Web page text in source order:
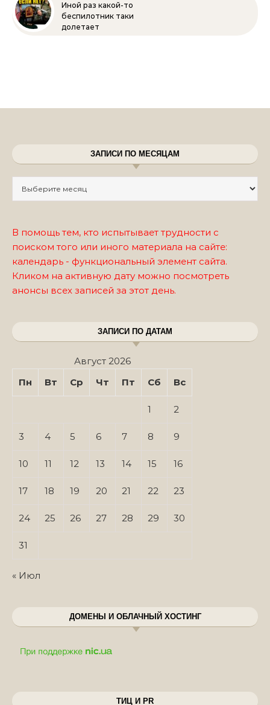
Иной раз какой-то
беспилотник таки
долетает
ЗАПИСИ ПО МЕСЯЦАМ
В помощь тем, кто испытывает трудности с
поиском того или иного материала на сайте:
календарь - функциональный элемент сайта.
Кликом на активную дату можно посмотреть
анонсы всех записей за этот день.
ЗАПИСИ ПО ДАТАМ
Август 2026
Пн
Вт Ср Чт Пт Сб Вс
1 2
3 4 5 6 7 8 9
10 11 12 13 14 15 16
17 18 19 20 21 22 23
24 25 26 27 28 29 30
31
« Июл
ДОМЕНЫ И ОБЛАЧНЫЙ ХОСТИНГ
ТИЦ И PR